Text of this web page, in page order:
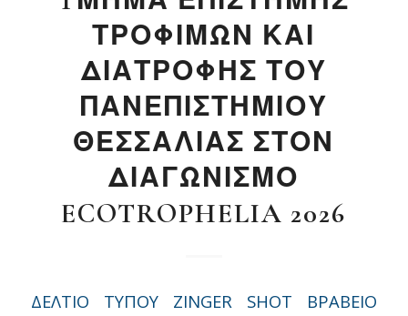
ΤΡΟΦΙΜΩΝ ΚΑΙ
ΔΙΑΤΡΟΦΗΣ ΤΟΥ
ΠΑΝΕΠΙΣΤΗΜΙΟΥ
ΘΕΣΣΑΛΙΑΣ ΣΤΟΝ
ΔΙΑΓΩΝΙΣΜΟ
ECOTROPHELIA 2026
ΔΕΛΤΙΟ ΤΥΠΟΥ ZINGER SHOT BΡΑΒΕΙΟ